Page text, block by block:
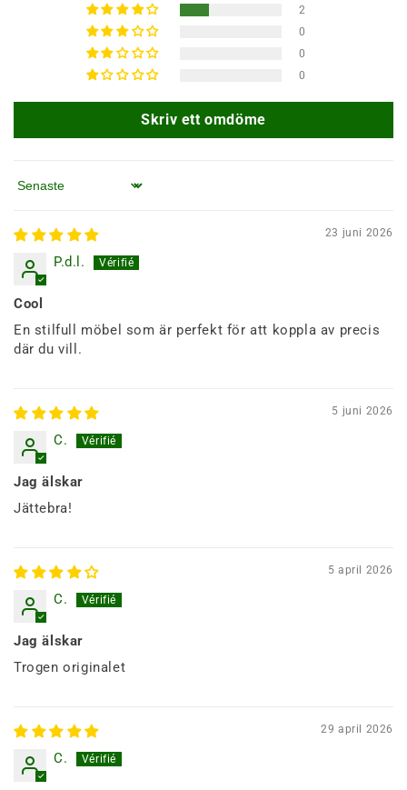
2
0
0
0
Skriv ett omdöme
Sortera efter
23 juni 2026
P.d.l.
Cool
En stilfull möbel som är perfekt för att koppla av precis
där du vill.
5 juni 2026
C.
Jag älskar
Jättebra!
5 april 2026
C.
Jag älskar
Trogen originalet
29 april 2026
C.